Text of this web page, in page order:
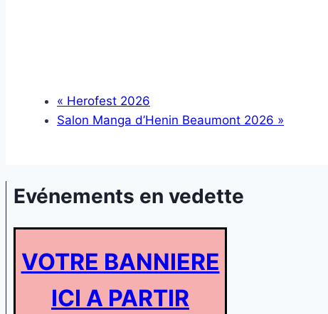
« Herofest 2026
Salon Manga d’Henin Beaumont 2026 »
Evénements en vedette
VOTRE BANNIERE
ICI A PARTIR